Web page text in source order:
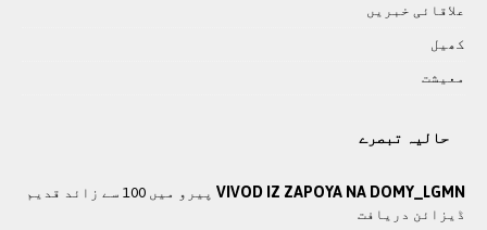
علاقائی خبريں
کھيل
معيشت
حالیہ تبصرے
VIVOD IZ ZAPOYA NA DOMY_LGMN
پیرو میں 100 سے زائد قدیم
ڈیزائن دریافت